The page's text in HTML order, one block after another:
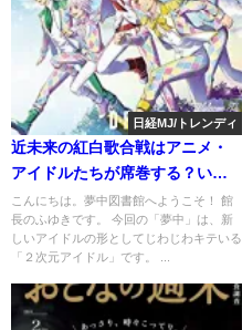
日経MJ/トレンディ
近未来の紅白歌合戦はアニメ・
アイドルたちが席巻する？いま
生身のアイドルを超える「２次
元アイドル」がキタ！？
こんにちは。夢中図書館へようこそ！ 館
長のふゆきです。 今回の「夢中」は、新
しいアイドルの形としてじわじわキテいる
「２次元アイドル」です。 ...